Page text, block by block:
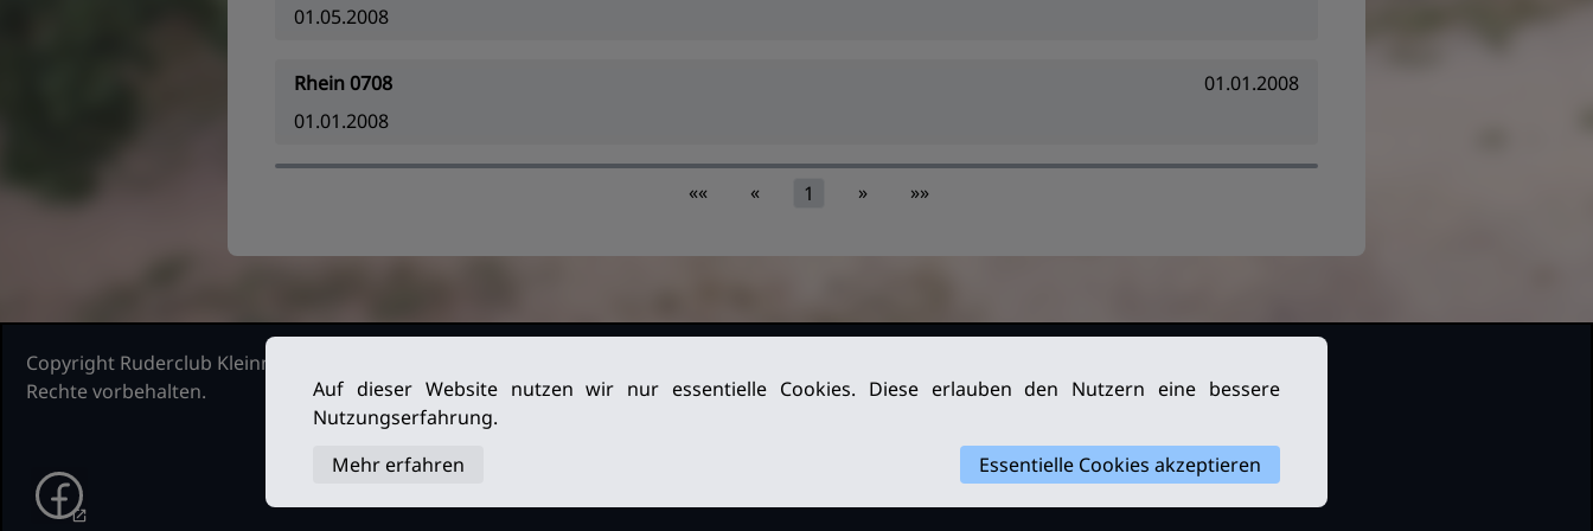
01.05.2008
Rhein 0708
01.01.2008
01.01.2008
«« « 1 » »»
Copyright Ruderclub Kleinmachnow Stahnsdorf Teltow, 2026. Alle
Rechte vorbehalten.
Datenschutz
Auf dieser Website nutzen wir nur essentielle Cookies. Diese erlauben den Nutzern eine bessere
Nutzungserfahrung.
Mehr erfahren
Essentielle Cookies akzeptieren